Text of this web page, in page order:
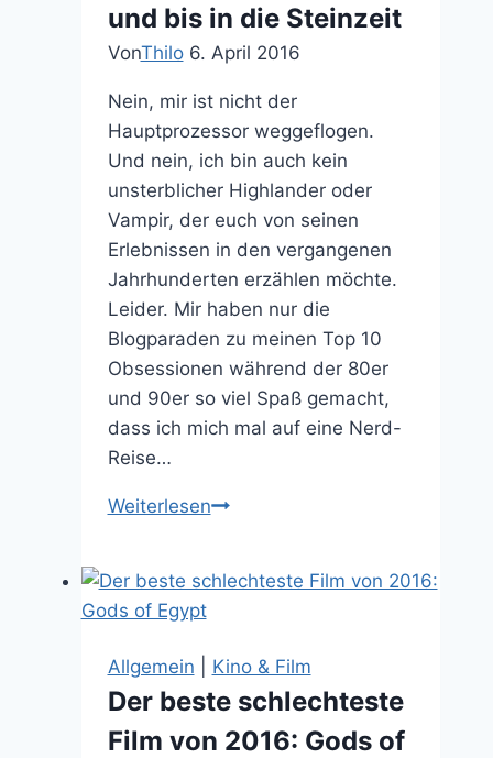
und bis in die Steinzeit
VonThilo 6. April 2016
Nein, mir ist nicht der
Hauptprozessor weggeflogen.
Und nein, ich bin auch kein
unsterblicher Highlander oder
Vampir, der euch von seinen
Erlebnissen in den vergangenen
Jahrhunderten erzählen möchte.
Leider. Mir haben nur die
Blogparaden zu meinen Top 10
Obsessionen während der 80er
und 90er so viel Spaß gemacht,
dass ich mich mal auf eine Nerd-
Reise…
WeiterlesenMeine
Obsessionen
70er,
60er,
50er
Allgemein Kino & Film
Der beste schlechteste
Film von 2016: Gods of